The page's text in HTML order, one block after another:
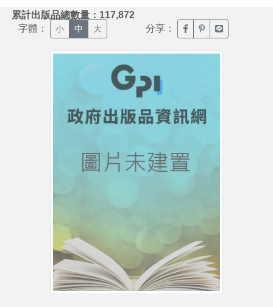
累計出版品總數量：117,872
字體： 小 中 大 分享： 臉書分享(另開新視窗)
噗浪分享(另開新
Line分享(另